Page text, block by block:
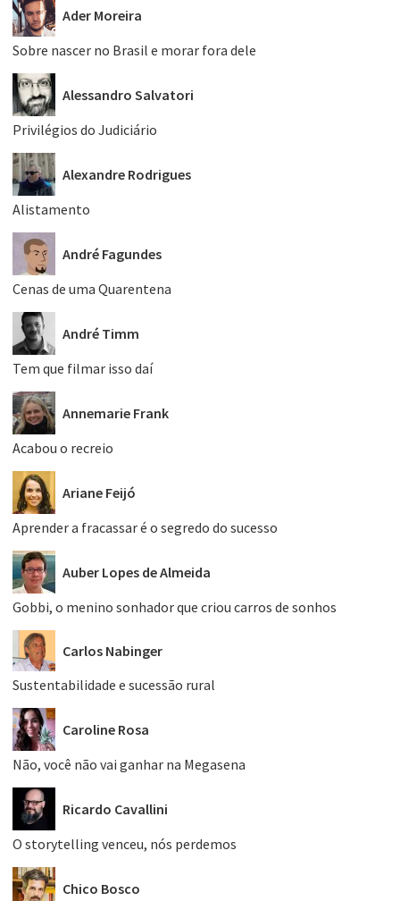
Ader Moreira
Sobre nascer no Brasil e morar fora dele
Alessandro Salvatori
Privilégios do Judiciário
Alexandre Rodrigues
Alistamento
André Fagundes
Cenas de uma Quarentena
André Timm
Tem que filmar isso daí
Annemarie Frank
Acabou o recreio
Ariane Feijó
Aprender a fracassar é o segredo do sucesso
Auber Lopes de Almeida
Gobbi, o menino sonhador que criou carros de sonhos
Carlos Nabinger
Sustentabilidade e sucessão rural
Caroline Rosa
Não, você não vai ganhar na Megasena
Ricardo Cavallini
O storytelling venceu, nós perdemos
Chico Bosco